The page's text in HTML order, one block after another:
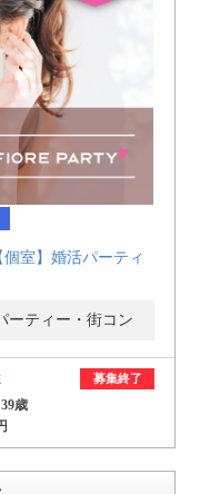
室】婚活パーティ
ーティー・街コン
募集終了
歳